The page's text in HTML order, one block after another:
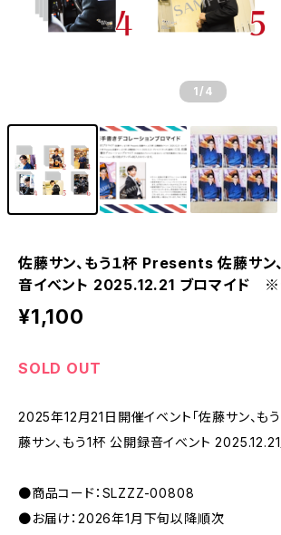
1 /4
佐藤サン、もう１杯 Presents 佐藤サン
音イべント 2025.12.21 ブロマイド ※
¥1,100
SOLD OUT
2025年12月21日開催イベント「佐藤サン、
藤サン、もう1杯 公開録音イべント
●商品コード：SLZZZ-00808
●お届け：2026年1月下旬以降順次